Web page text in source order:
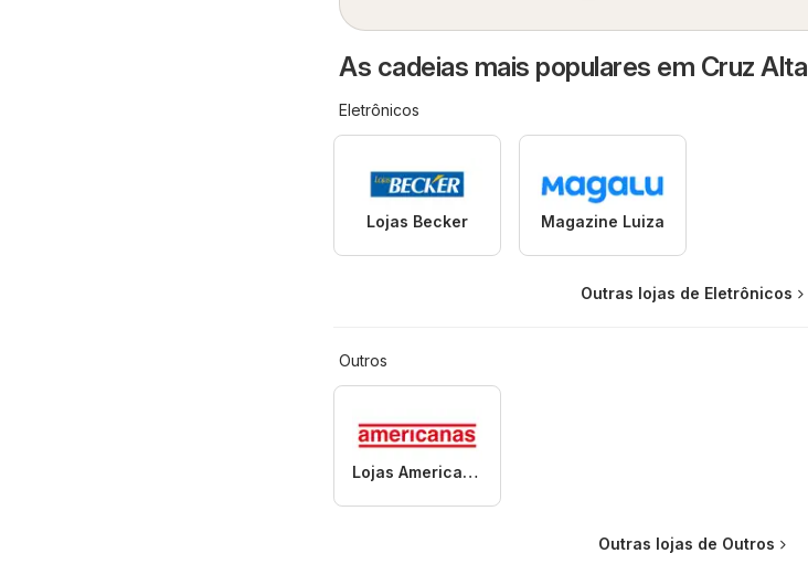
As cadeias mais populares em Cruz Alta
Eletrônicos
Lojas Becker Magazine Luiza
Outras lojas de Eletrônicos
Outros
Lojas Americanas
Outras lojas de Outros